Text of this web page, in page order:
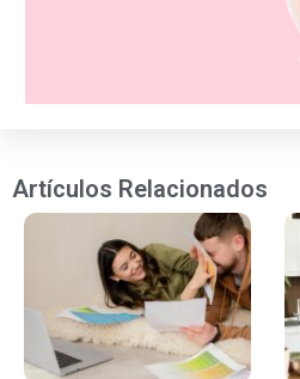
Artículos Relacionados